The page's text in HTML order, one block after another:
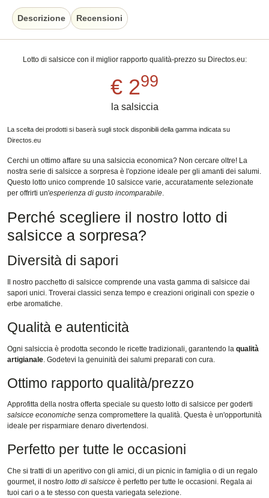
Descrizione Recensioni
Lotto di salsicce con il miglior rapporto qualità-prezzo su Directos.eu:
€ 299
la salsiccia
La scelta dei prodotti si baserà sugli stock disponibili della gamma indicata su
Directos.eu
Cerchi un ottimo affare su una salsiccia economica? Non cercare oltre! La
nostra serie di salsicce a sorpresa è l'opzione ideale per gli amanti dei salumi.
Questo lotto unico comprende 10 salsicce varie, accuratamente selezionate
per offrirti un'esperienza di gusto incomparabile.
Perché scegliere il nostro lotto di
salsicce a sorpresa?
Diversità di sapori
Il nostro pacchetto di salsicce comprende una vasta gamma di salsicce dai
sapori unici. Troverai classici senza tempo e creazioni originali con spezie o
erbe aromatiche.
Qualità e autenticità
Ogni salsiccia è prodotta secondo le ricette tradizionali, garantendo la qualità
artigianale . Godetevi la genuinità dei salumi preparati con cura.
Ottimo rapporto qualità/prezzo
Approfitta della nostra offerta speciale su questo lotto di salsicce per goderti
salsicce economiche senza compromettere la qualità. Questa è un'opportunità
ideale per risparmiare denaro divertendosi.
Perfetto per tutte le occasioni
Che si tratti di un aperitivo con gli amici, di un picnic in famiglia o di un regalo
gourmet, il nostro lotto di salsicce è perfetto per tutte le occasioni. Regala ai
tuoi cari o a te stesso con questa variegata selezione.